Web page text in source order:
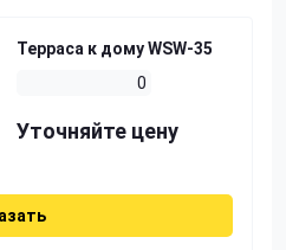
Терраса к дому WSW-35
0
Уточняйте цену